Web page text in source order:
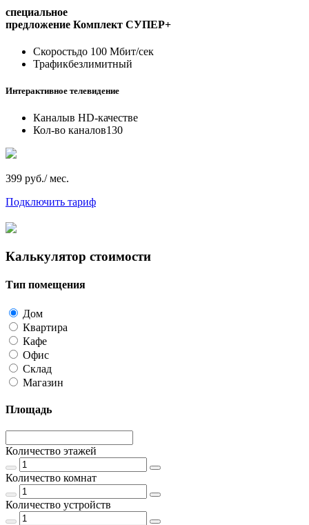
специальное
предложение Комплект СУПЕР+
Скоростьдо 100 Мбит/сек
Трафикбезлимитный
Интерактивное телевидение
Каналыв HD-качестве
Кол-во каналов130
399 руб./ мес.
Подключить тариф
Калькулятор стоимости
Тип помещения
Дом
Квартира
Кафе
Офис
Склад
Магазин
Площадь
Количество этажей
Количество комнат
Количество устройств